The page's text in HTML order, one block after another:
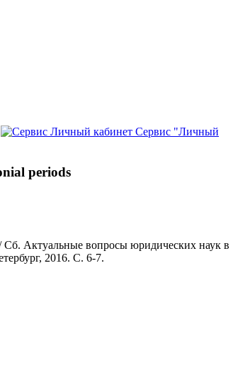
Сервис "Личный
periods
Сб. Актуальные вопросы юридических наук в
2016. С. 6-7.